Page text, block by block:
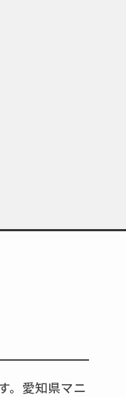
。愛知県マニ